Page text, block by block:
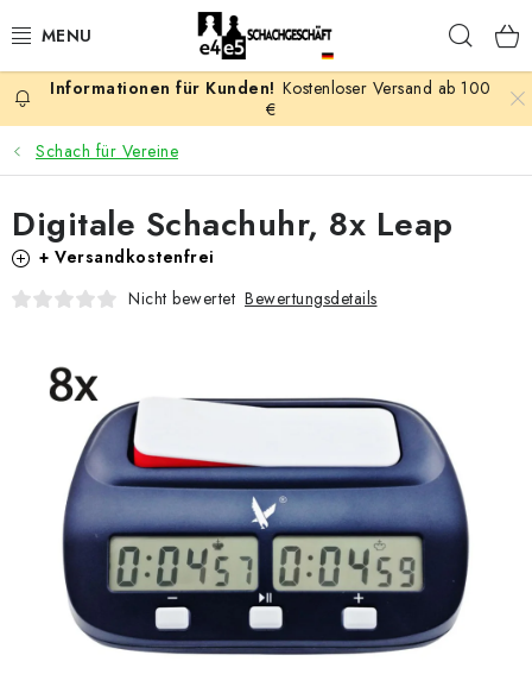
Inhalt
AKTION
SCHACHSPIELE
SCHACHFIGUREN
SCHACHBRETTER
SCHACHBÜCHER
SCHACH-ANTIQUITÄTENLADEN
SCHACH ONLINE
SCHACH-MERCH
SCHACH GESCHENKE
Kostenloser Versand ab 100
€
Schach für Vereine
Digitale Schachuhr, 8x Leap
+ Versandkostenfrei
Nicht bewertet Bewertungsdetails